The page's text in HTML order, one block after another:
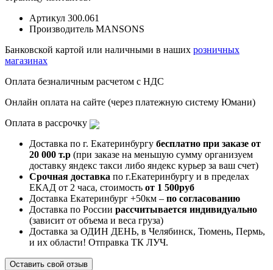
Артикул 300.061
Производитель MANSONS
Банковской картой или наличными в наших розничных
магазинах
Оплата безналичным расчетом с НДС
Онлайн оплата на сайте (через платежную систему Юмани)
Оплата в рассрочку
Доставка по г. Екатеринбургу бесплатно при заказе от
20 000 т.р (при заказе на меньшую сумму организуем
доставку яндекс такси либо яндекс курьер за ваш счет)
Срочная доставка по г.Екатеринбургу и в пределах
ЕКАД от 2 часа, стоимость от 1 500руб
Доставка Екатеринбург +50км – по согласованию
Доставка по России рассчитывается индивидуально
(зависит от объема и веса груза)
Доставка за ОДИН ДЕНЬ, в Челябинск, Тюмень, Пермь,
и их области! Отправка ТК ЛУЧ.
Оставить свой отзыв